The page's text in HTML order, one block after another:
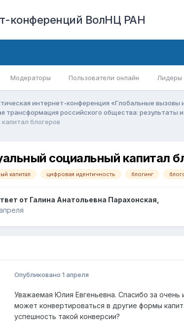
конференций ВолНЦ РАН
Модераторы Пользователи онлайн Лидеры
интернет-конференция «Глобальные вызовы
трансформация российского общества: результаты
блогеров
социальный капитал
капитал цифровая идентичность блогинг
от Галина Анатольевна Парахонская
Опубликовано 1 апреля
Уважаемая Юлия Евгеньевна. Спасибо за
может конвертироваться в другие формы
успешность такой конверсии?